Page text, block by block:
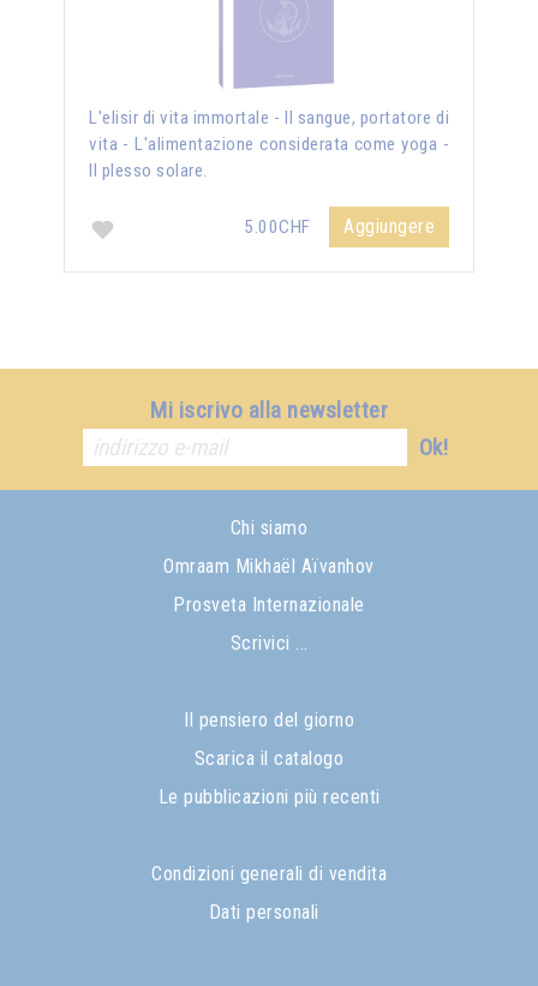
L'elisir di vita immortale - Il sangue, portatore di
vita - L'alimentazione considerata come yoga -
Il plesso solare.
5.00CHF Aggiungere
Mi iscrivo alla newsletter
Ok!
Chi siamo
Omraam Mikhaël Aïvanhov
Prosveta Internazionale
Scrivici ...
Il pensiero del giorno
Scarica il catalogo
Le pubblicazioni più recenti
Condizioni generali di vendita
Dati personali